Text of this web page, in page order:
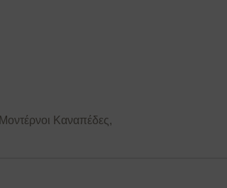
Μοντέρνοι Καναπέδες ,